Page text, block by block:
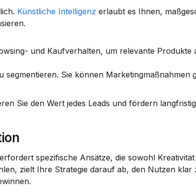
Künstliche Intelligenz erlaubt es Ihnen,
und Kaufverhalten, um relevante Produkte
segmentieren. Sie können Marketingmaßnahmen
Sie den Wert jedes Leads und fördern
spezifische Ansätze, die sowohl
zielt Ihre Strategie darauf ab, den Nutzen